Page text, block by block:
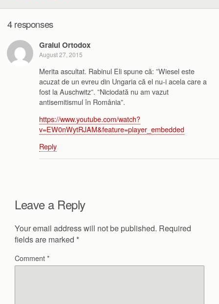
4 responses
Graiul Ortodox
August 27, 2015
Merita ascultat. Rabinul Eli spune că: ”Wiesel este
acuzat de un evreu din Ungaria că el nu-i acela care a
fost la Auschwitz”. ”Niciodată nu am vazut
antisemitismul în România”.
https://www.youtube.com/watch?
v=EW0nWytRJAM&feature=player_embedded
Reply
Leave a Reply
Your email address will not be published. Required
fields are marked *
Comment*